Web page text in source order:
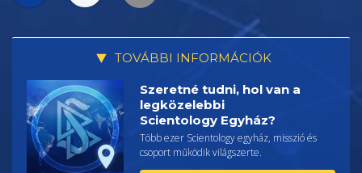
TOVÁBBI INFORMÁCIÓK
Szeretné tudni, hol van a
legközelebbi
Scientology Egyház?
Több ezer Scientology egyház, misszió és
csoport működik világszerte.